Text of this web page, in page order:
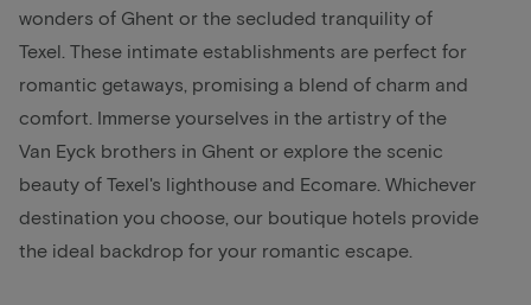
wonders of Ghent or the secluded tranquility of
Texel. These intimate establishments are perfect for
romantic getaways, promising a blend of charm and
comfort. Immerse yourselves in the artistry of the
Van Eyck brothers in Ghent or explore the scenic
beauty of Texel's lighthouse and Ecomare. Whichever
destination you choose, our boutique hotels provide
the ideal backdrop for your romantic escape.